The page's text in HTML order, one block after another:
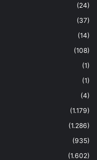
(24)
(37)
(14)
(108)
(1)
(1)
(4)
(1.179)
(1.286)
(935)
(1.602)